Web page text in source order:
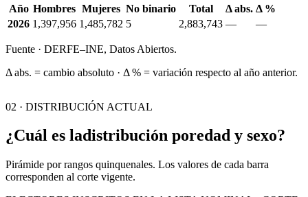
Año Hombres Mujeres No binario Total Δ abs. Δ %
2026 1,397,956 1,485,782 5 2,883,743 — —
Fuente · DERFE–INE, Datos Abiertos.
Δ abs. = cambio absoluto · Δ % = variación respecto al año anterior.
02 · DISTRIBUCIÓN ACTUAL
¿Cuál es ladistribución poredad y sexo?
Pirámide por rangos quinquenales. Los valores de cada barra
corresponden al corte vigente.